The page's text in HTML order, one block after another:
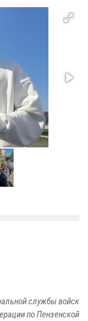
службы войск
по Пензенской